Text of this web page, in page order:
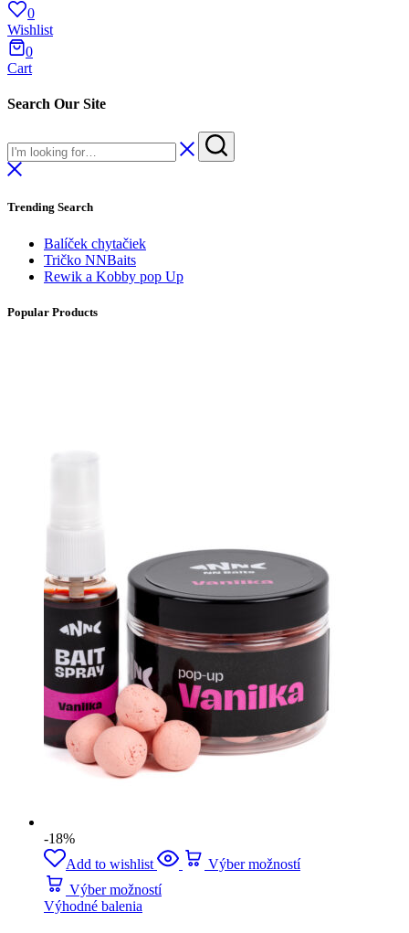
0
Wishlist
0
Cart
Search Our Site
Trending Search
Balíček chytačiek
Tričko NNBaits
Rewik a Kobby pop Up
Popular Products
-18%
Add to wishlist
Výber možností
Výber možností
Výhodné balenia